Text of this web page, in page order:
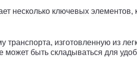
несколько ключевых
изготовленную из
может быть складываться для